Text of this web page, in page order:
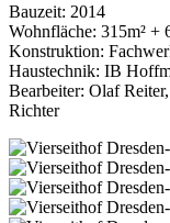
Bauzeit: 2014
Wohnfläche: 315m² +
Konstruktion:
Haustechnik: IB
Bearbeiter: Olaf
Richter